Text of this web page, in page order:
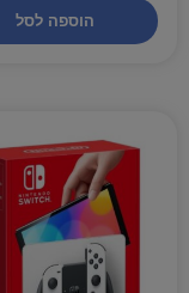
הוספה לסל